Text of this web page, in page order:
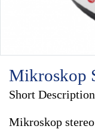
Mikroskop
Short Description
Mikroskop